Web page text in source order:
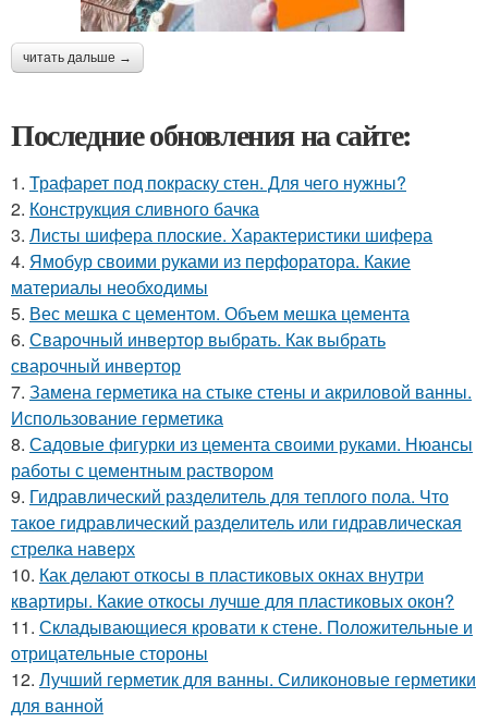
читать дальше →
Последние обновления на сайте:
1. Трафарет под покраску стен. Для чего нужны?
2. Конструкция сливного бачка
3. Листы шифера плоские. Характеристики шифера
4. Ямобур своими руками из перфоратора. Какие
материалы необходимы
5. Вес мешка с цементом. Объем мешка цемента
6. Сварочный инвертор выбрать. Как выбрать
сварочный инвертор
7. Замена герметика на стыке стены и акриловой ванны.
Использование герметика
8. Садовые фигурки из цемента своими руками. Нюансы
работы с цементным раствором
9. Гидравлический разделитель для теплого пола. Что
такое гидравлический разделитель или гидравлическая
стрелка наверх
10. Как делают откосы в пластиковых окнах внутри
квартиры. Какие откосы лучше для пластиковых окон?
11. Складывающиеся кровати к стене. Положительные и
отрицательные стороны
12. Лучший герметик для ванны. Силиконовые герметики
для ванной